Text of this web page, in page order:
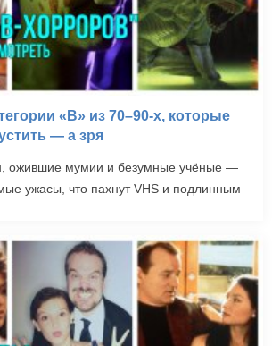
«B» из 70–90-х, которые
— а зря
ожившие мумии и безумные учёные —
ужасы, что пахнут VHS и подлинным